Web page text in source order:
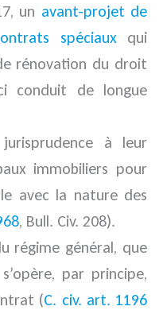
un avant-projet de
spéciaux qui
rénovation du droit
conduit de longue
à leur
immobiliers pour
avec la nature des
, Bull. Civ. 208).
régime général, que
par principe,
(C. civ. art. 1196